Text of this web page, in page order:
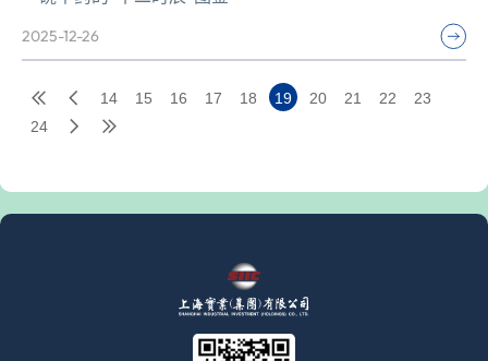
2025-12-26
14 15 16 17 18 19 20 21 22
23
24